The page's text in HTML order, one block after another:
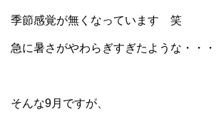
季節感覚が無くなっています 笑
急に暑さがやわらぎすぎたような・・・
そんな9月ですが、